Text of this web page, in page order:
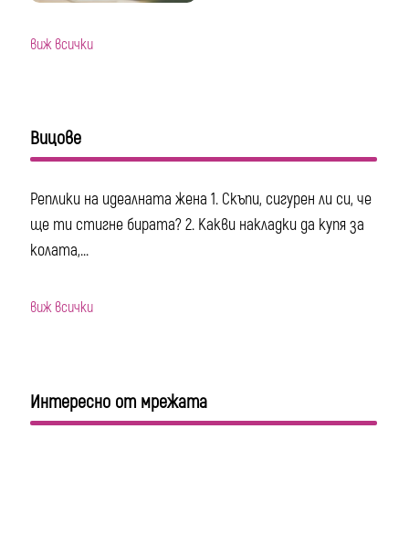
виж всички
Вицове
Реплики на идеалната жена 1. Скъпи, сигурен ли си, че
ще ти стигне бирата? 2. Какви накладки да купя за
колата,...
виж всички
Интересно от мрежата